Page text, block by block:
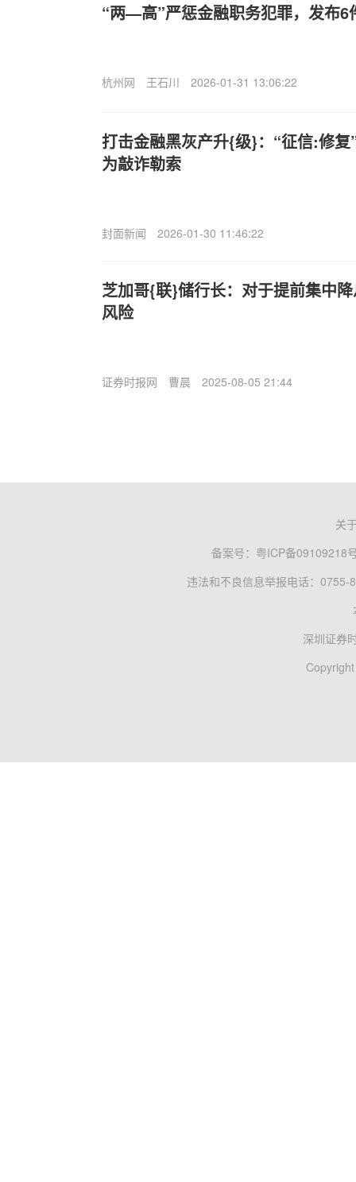
“两—高”严惩金融职务犯罪，发布6
杭州网 王石川 2026-01-31 13:06:22
打击金融黑灰产升{级}：“征信:修
为敲诈勒索
封面新闻 2026-01-30 11:46:22
芝加哥{联}储行长：对于提前集中
风险
证券时报网 曹晨 2025-08-05 21:44
关
备案号： 粤ICP备09109218
违法和不良信息举报电话：0755-
深圳证券